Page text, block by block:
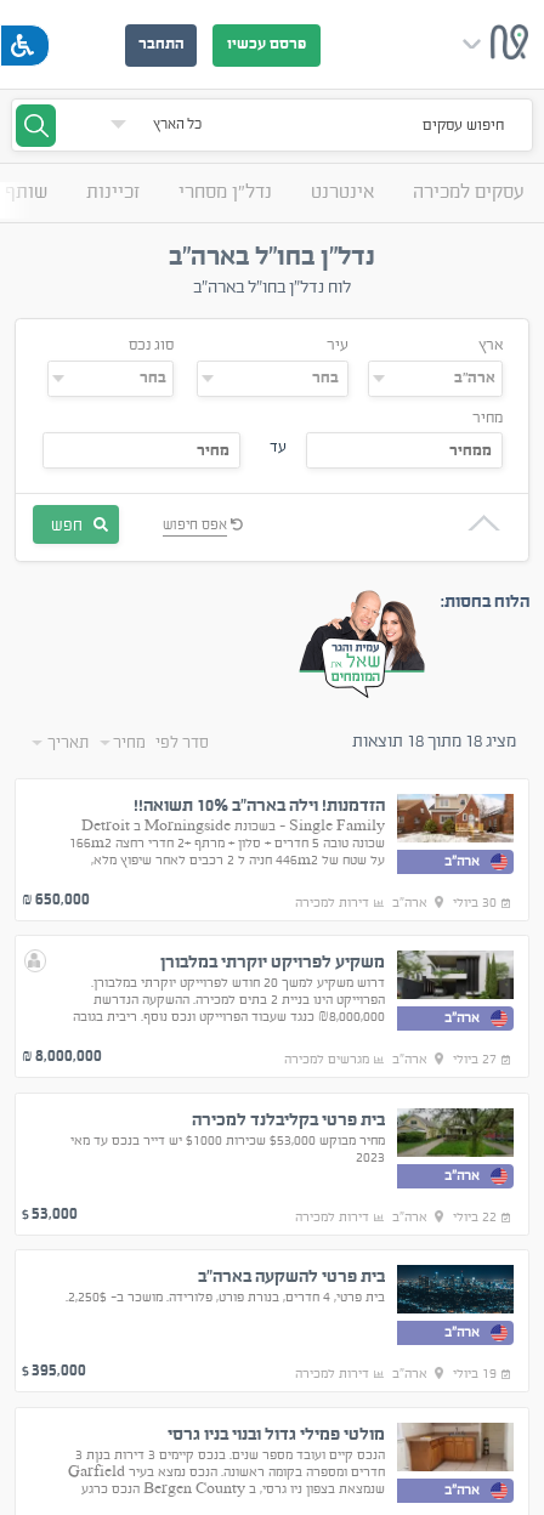
פרסם עכשיו התחבר
חיפוש עסקים
עסקים למכירה אינטרנט נדל"ן מסחרי זכיינות שותף
נדל"ן בחו"ל בארה"ב
לוח נדל"ן בחו"ל בארה"ב
ארץ עיר סוג נכס
מחיר
עד
חפש אפס חיפוש
הלוח בחסות:
מציג 18 מתוך 18 תוצאות סדר לפי מחיר תאריך
ארה"ב
הזדמנות! וילה בארה"ב 10% תשואה!!
Single Family - בשכונת Morningside ב Detroit
שכונה טובה 5 חדרים + סלון + מרתף +2 חדרי רחצה 166m2
על שטח של 446m2 חניה ל 2 רכבים לאחר שיפוץ מלא,
30 ביולי
ארה"ב דירות למכירה 650,000
₪
ארה"ב
משקיע לפרויקט יוקרתי במלבורן
דרוש משקיע למשך 20 חודש לפרוייקט יוקרתי במלבורן.
הפרוייקט הינו בניית 2 בתים למכירה. ההשקעה הנדרשת
₪8,000,000 כנגד שעבוד הפרוייקט ונכס נוסף. ריבית בגובה
27 ביולי
ארה"ב מגרשים למכירה 8,000,000
₪
ארה"ב
בית פרטי בקליבלנד למכירה
מחיר מבוקש $53,000 שכירות $1000 יש דייר בנכס עד מאי
2023
22 ביולי ארה"ב דירות למכירה 53,000
$
ארה"ב
בית פרטי להשקעה בארה"ב
בית פרטי, 4 חדרים, בנורת פורט, פלורידה. מושכר ב- 2,250$.
19 ביולי ארה"ב דירות למכירה 395,000
$
ארה"ב
מולטי פמילי גדול ובנוי בניו גרסי
הנכס קיים ועובד מספר שנים. בנכס קיימים 3 דירות בנןת 3
חדרים ומספרה בקומה ראשונה. הנכס נמצא בעיר Garfield
שנמצאת בצפון ניו גרסי, ב Bergen County הנכס כרגע